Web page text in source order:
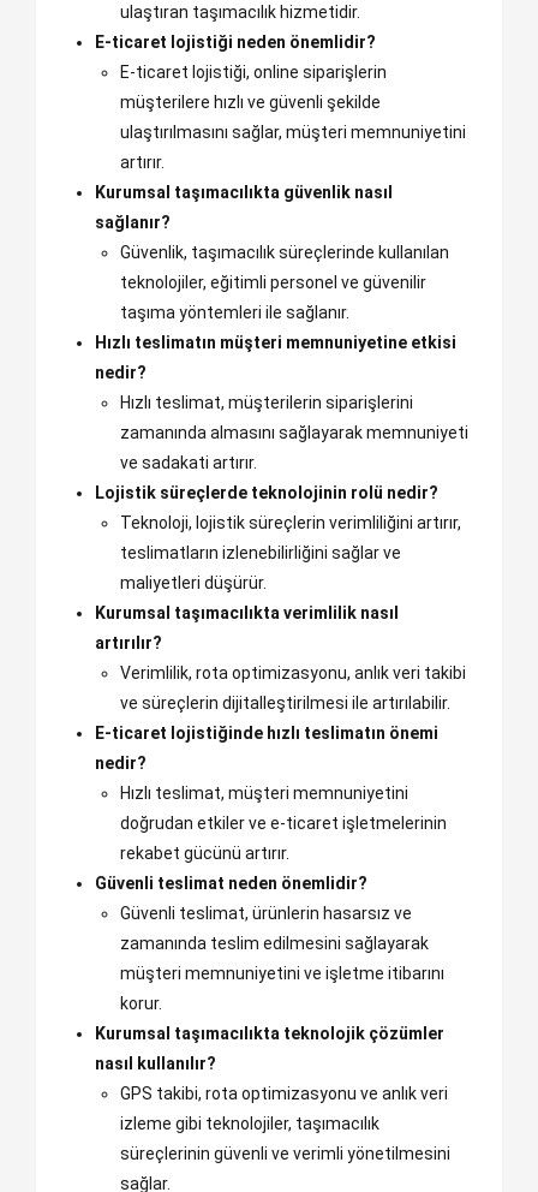
ulaştıran taşımacılık hizmetidir.
E-ticaret lojistiği neden önemlidir?
E-ticaret lojistiği, online siparişlerin
müşterilere hızlı ve güvenli şekilde
ulaştırılmasını sağlar, müşteri memnuniyetini
artırır.
Kurumsal taşımacılıkta güvenlik nasıl
sağlanır?
Güvenlik, taşımacılık süreçlerinde kullanılan
teknolojiler, eğitimli personel ve güvenilir
taşıma yöntemleri ile sağlanır.
Hızlı teslimatın müşteri memnuniyetine etkisi
nedir?
Hızlı teslimat, müşterilerin siparişlerini
zamanında almasını sağlayarak memnuniyeti
ve sadakati artırır.
Lojistik süreçlerde teknolojinin rolü nedir?
Teknoloji, lojistik süreçlerin verimliliğini artırır,
teslimatların izlenebilirliğini sağlar ve
maliyetleri düşürür.
Kurumsal taşımacılıkta verimlilik nasıl
artırılır?
Verimlilik, rota optimizasyonu, anlık veri takibi
ve süreçlerin dijitalleştirilmesi ile artırılabilir.
E-ticaret lojistiğinde hızlı teslimatın önemi
nedir?
Hızlı teslimat, müşteri memnuniyetini
doğrudan etkiler ve e-ticaret işletmelerinin
rekabet gücünü artırır.
Güvenli teslimat neden önemlidir?
Güvenli teslimat, ürünlerin hasarsız ve
zamanında teslim edilmesini sağlayarak
müşteri memnuniyetini ve işletme itibarını
korur.
Kurumsal taşımacılıkta teknolojik çözümler
nasıl kullanılır?
GPS takibi, rota optimizasyonu ve anlık veri
izleme gibi teknolojiler, taşımacılık
süreçlerinin güvenli ve verimli yönetilmesini
sağlar.